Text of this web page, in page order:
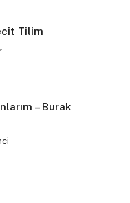
Tilim
– Burak